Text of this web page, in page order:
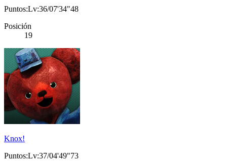
Puntos:Lv:36/07'34"48
Posición
19
Knox!
Puntos:Lv:37/04'49"73